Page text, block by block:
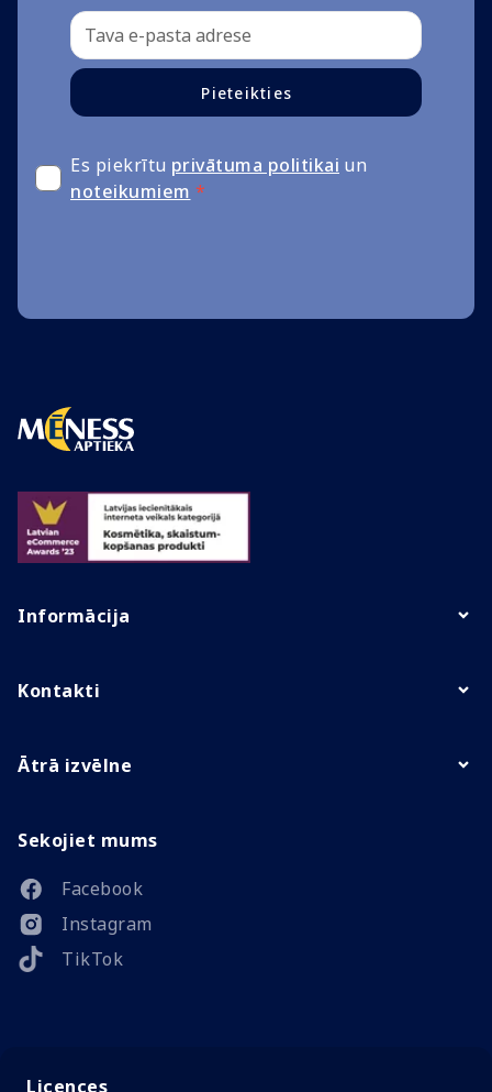
Pieteikties
Es piekrītu privātuma politikai un
noteikumiem *
Informācija
Kontakti
Ātrā izvēlne
Sekojiet mums
Facebook
Instagram
TikTok
Licences